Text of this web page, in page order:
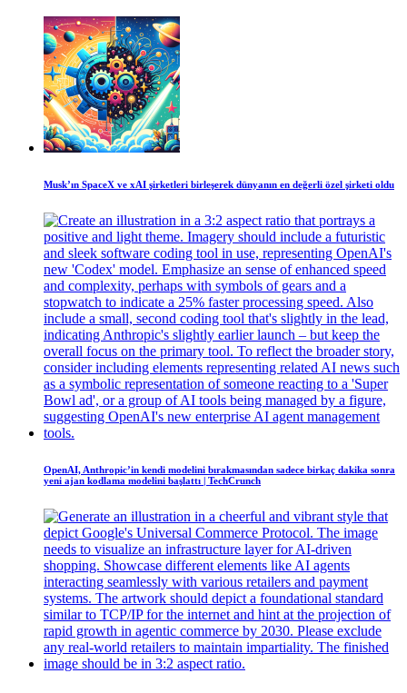
Musk’ın SpaceX ve xAI şirketleri birleşerek dünyanın en değerli özel şirketi oldu
OpenAI, Anthropic’in kendi modelini bırakmasından sadece birkaç dakika sonra
yeni ajan kodlama modelini başlattı | TechCrunch